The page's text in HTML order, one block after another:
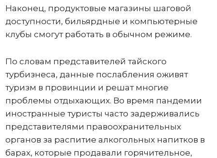
Наконец, продуктовые магазины шаговой
доступности, бильярдные и компьютерные
клубы смогут работать в обычном режиме.
По словам представителей тайского
турбизнеса, данные послабления оживят
туризм в провинции и решат многие
проблемы отдыхающих. Во время пандемии
иностранные туристы часто задерживались
представителями правоохранительных
органов за распитие алкогольных напитков в
барах, которые продавали горячительное,